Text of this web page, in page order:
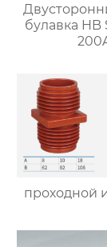
булавка HB
проходной